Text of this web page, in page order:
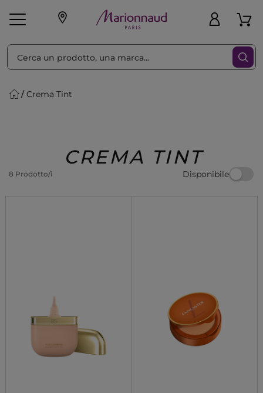
Make-up
Regalo
Crema Tint
CREMA TINT
8 Prodotto/i Disponibile
Ordina per Filtra